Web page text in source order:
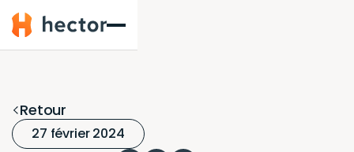
Hector
Retour
27 février 2024